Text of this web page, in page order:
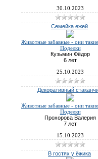
30.10.2023
Семейка ежей
Животные забавные - они
Поделки
Кузьмин Фёдор
6 лет
25.10.2023
Декоративный
Животные забавные - они
Поделки
Прохорова Валерия
7 лет
15.10.2023
В гостях у ёжика